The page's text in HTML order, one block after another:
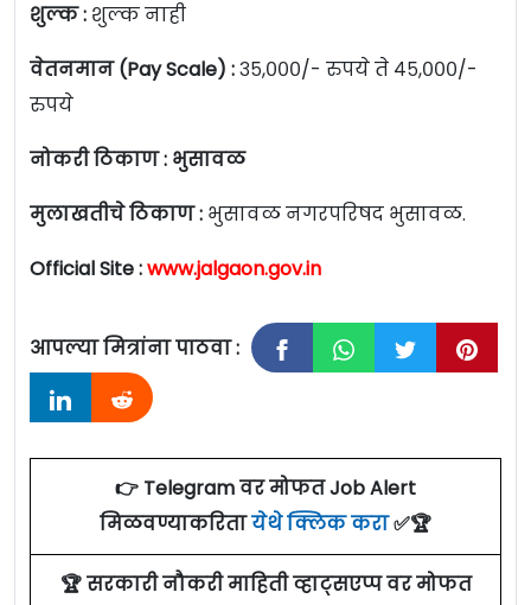
शुल्क : शुल्क नाही
वेतनमान (Pay Scale) :३५,०००/- रुपये ते ४५,०००/-
रुपये
नोकरी ठिकाण : भुसावळ
मुलाखतीचे ठिकाण : भुसावळ नगरपरिषद भुसावळ.
Official Site :www.jalgaon.gov.in
आपल्या मित्रांना पाठवा :
👉 Telegram वर मोफत Job Alert
मिळवण्याकरितायेथे क्लिक करा✅🏆
🏆 सरकारी नौकरी माहिती व्हाट्सएप्प वर मोफत